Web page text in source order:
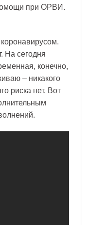
при ОРВИ.
На сегодня
конечно,
– никакого
риска нет. Вот